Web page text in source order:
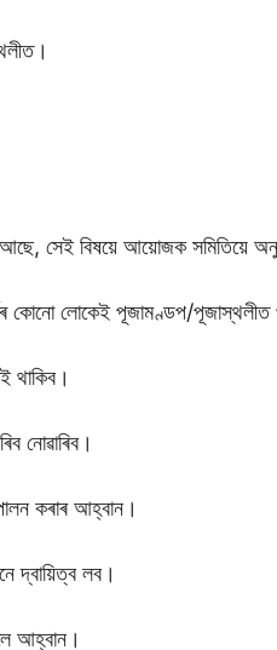
সেই বিষয়ে আয়োজক সমিতিয়ে
কোনো লোকেই পূজামণ্ডপ/পূজাস্থলীত
থাকিব।
নোৱাৰিব।
কৰাৰ আহ্বান।
দ্বায়িত্ব লব।
আহ্বান।